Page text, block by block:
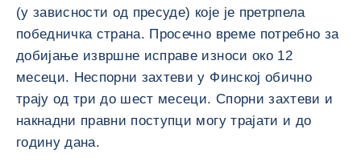
(у зависности од пресуде) које је претрпела
победничка страна. Просечно време потребно за
добијање извршне исправе износи око 12
месеци. Неспорни захтеви у Финској обично
трају од три до шест месеци. Спорни захтеви и
накнадни правни поступци могу трајати и до
годину дана.